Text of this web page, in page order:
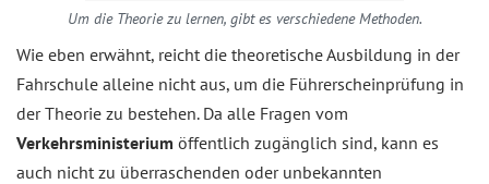
Um die Theorie zu lernen, gibt es verschiedene Methoden.
Wie eben erwähnt, reicht die theoretische Ausbildung in der
Fahrschule alleine nicht aus, um die Führerscheinprüfung in
der Theorie zu bestehen. Da alle Fragen vom
Verkehrsministerium öffentlich zugänglich sind, kann es
auch nicht zu überraschenden oder unbekannten